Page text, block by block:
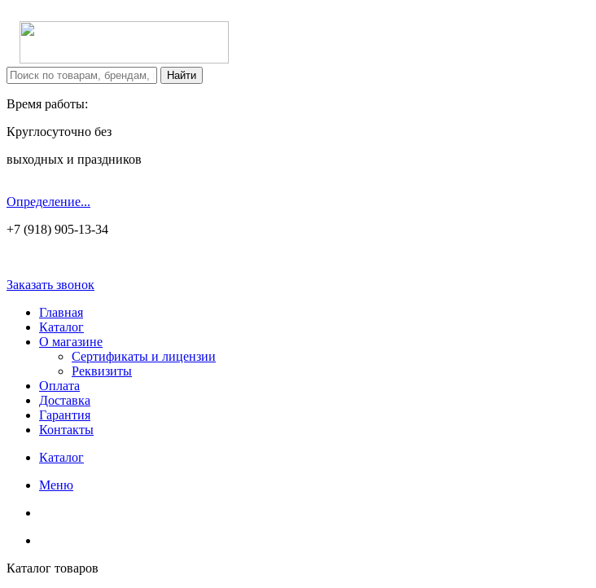
Время работы:
Круглосуточно без
выходных и праздников
Определение...
+7 (918) 905-13-34
Заказать звонок
Главная
Каталог
О магазине
Сертификаты и лицензии
Реквизиты
Оплата
Доставка
Гарантия
Контакты
Каталог
Меню
Каталог товаров